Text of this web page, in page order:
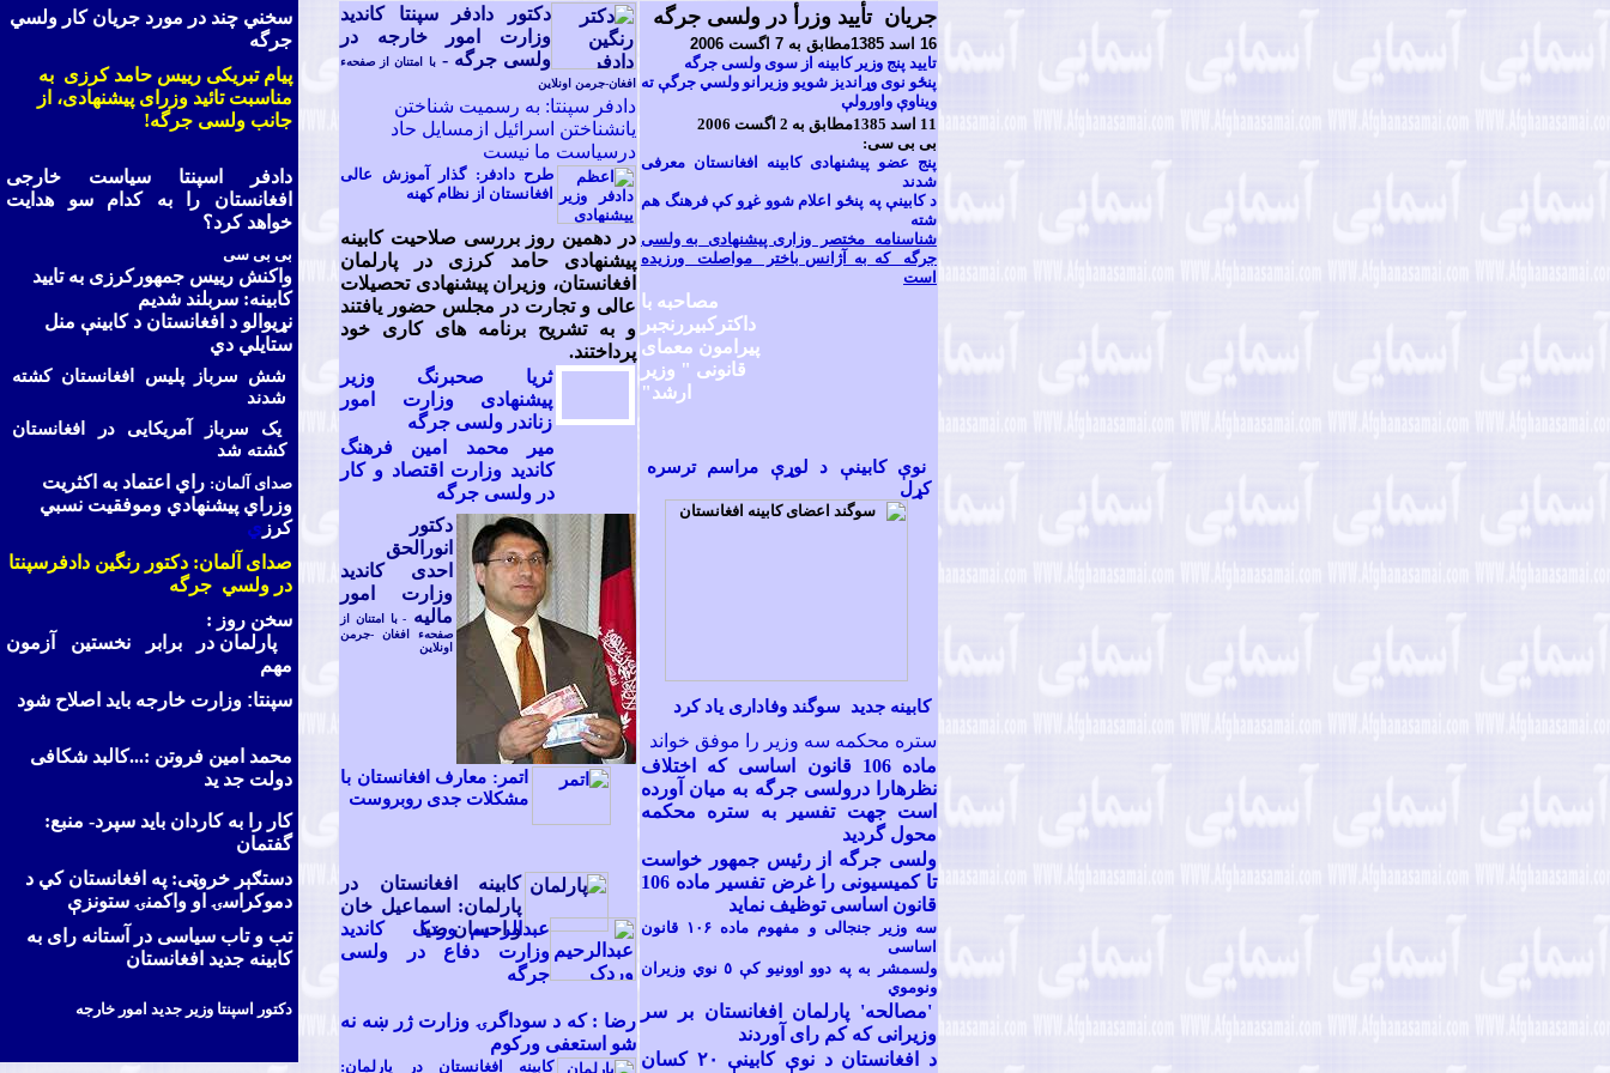
سخني چند در مورد جريان کار ولسي
جرگه
پیام تبریکی رييس حامد کرزی به
مناسبت تائید وزرای پیشنهادی، از
جانب ولسی جرگه!
دادفر اسپنتا سياست خارجی
افغانستان را به کدام سو هدايت
خواهد کرد؟
بی بی سی
واکنش رييس جمهورکرزی به تاييد
کابينه: سربلند شديم
نړيوالو د افغانستان د کابينې منل
ستايلي دي
شش سرباز پليس افغانستان کشته
شدند
يک سرباز آمريکايی در افغانستان
کشته شد
صدای آلمان: راي اعتماد به اکثريت
وزراي پيشنهادي وموفقيت نسبي
کرز ي
صدای آلمان: دکتور رنگين دادفرسپنتا
در ولسي جرگه
سخن روز :
پارلمان در برابر نخستين آزمون
مهم
سپنتا: وزارت خارجه باید اصلاح شود
محمد امين فروتن :...کالبد شکافی
دولت جد ید
کار را به کاردان بايد سپرد- منبع:
گفتمان
دستګېر خروټی: په افغانستان کي د
دموکراسۍ او واکمنۍ ستونزې
تب و تاب سياسی در آستانه رای به
کابينه جديد افغانستان
دکتور اسپنتا وزير جديد امور خارجه
دکتور دادفر سپنتا کاندید
وزارت امور خارجه در
ولسی جرگه -با امتنان از صفحهء
افغان-جرمن اونلاین
دادفر سپنتا: به رسميت شناختن
يانشناختن اسرائيل ازمسايل حاد
درسياست ما نيست
طرح دادفر: گذار آموزش عالی
افغانستان از نظام کهنه
در دهمين روز بررسی صلاحيت کابينه
پيشنهادی حامد کرزی در پارلمان
افغانستان، وزيران پيشنهادی تحصيلات
عالی و تجارت در مجلس حضور يافتند
و به تشريح برنامه های کاری خود
پرداختند.
ثریا صحبرنگ وزیر
پیشنهادی وزارت امور
زناندر ولسی جرگه
میر محمد امین فرهنگ
کاندید وزارت اقتصاد و کار
در ولسی جرگه
دکتور
انورالحق
احدی کاندید
وزارت امور
مالیه
- با امتنان از
صفحهء افغان -جرمن
اونلاین
اتمر: معارف افغانستان با
مشکلات جدی روبروست
کابينه افغانستان در
پارلمان: اسماعيل خان
و احسان ضيا
عبدالرحيم وردک
کاندید
وزارت دفاع در ولسی
جرگه
رضا : که د سوداگرۍ وزارت ژر ښه نه
شو استعفى ورکوم
کابينه افغانستان در پارلمان:
جريان تأييد وزرأ در ولسی جرگه
16 اسد 7 اگست 2006
تاييد پنج وزير کابينه از سوی ولسی جرگه
پنځو نوی وړانديز شويو وزيرانو ولسي جرگې ته
ويناوې واورولې
11 اسد
2006
بی بی سی:
پنج عضو پيشنهادی کابينه افغانستان معرفی
شدند
د کابينې په پنځو اعلام شوو غړو کې فرهنگ هم
شته
شناسنامه مختصر وزاری پیشنهادی به ولسی
جرگه که به آژانس باختر مواصلت ورزیده
است
مصاحبه با
داکترکبیررنجبر
پیرامون معمای
قانونی " وزیر
ارشد"
نوې کابينې د لوړې مراسم ترسره
کړل
کابينه جديد سوگند وفاداری ياد کرد
ستره محکمه سه وزير را موفق خواند
ماده 106 قانون اساسی که اختلاف
نظرهارا درولسی جرگه به میان آورده
است جهت تفسیر به ستره محکمه
محول گردید
ولسی جرگه از رئیس جمهور خواست
تا کمیسیونی را غرض تفسیر ماده 106
قانون اساسی توظیف نماید
سه وزير جنجالی و مفهوم ماده ۱۰۶ قانون
اساسی
ولسمشر به په دوو اوونيو کې ٥ نوي وزيران
ونوموي
'مصالحه' پارلمان افغانستان بر سر
وزيرانی که کم رای آوردند
د افغانستان د نوې کابينې ٢٠ کسان